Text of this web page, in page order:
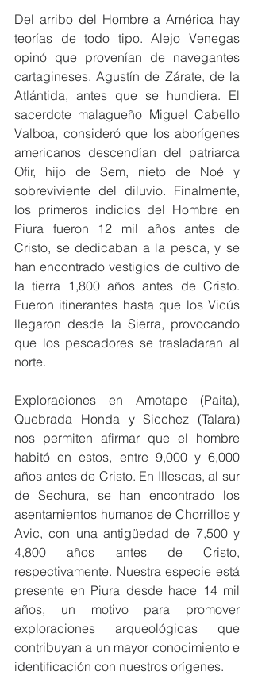
Del arribo del Hombre a América hay
teorías de todo tipo. Alejo Venegas
opinó que provenían de navegantes
cartagineses. Agustín de Zárate, de la
Atlántida, antes que se hundiera. El
sacerdote malagueño Miguel Cabello
Valboa, consideró que los aborígenes
americanos descendían del patriarca
Ofir, hijo de Sem, nieto de Noé y
sobreviviente del diluvio. Finalmente,
los primeros indicios del Hombre en
Piura fueron 12 mil años antes de
Cristo, se dedicaban a la pesca, y se
han encontrado vestigios de cultivo de
la tierra 1,800 años antes de Cristo.
Fueron itinerantes hasta que los Vicús
llegaron desde la Sierra, provocando
que los pescadores se trasladaran al
norte.
Exploraciones en Amotape (Paita),
Quebrada Honda y Sicchez (Talara)
nos permiten afirmar que el hombre
habitó en estos, entre 9,000 y 6,000
años antes de Cristo. En Illescas, al sur
de Sechura, se han encontrado los
asentamientos humanos de Chorrillos y
Avic, con una antigüedad de 7,500 y
4,800 años antes de Cristo,
respectivamente. Nuestra especie está
presente en Piura desde hace 14 mil
años, un motivo para promover
exploraciones arqueológicas que
contribuyan a un mayor conocimiento e
identificación con nuestros orígenes.